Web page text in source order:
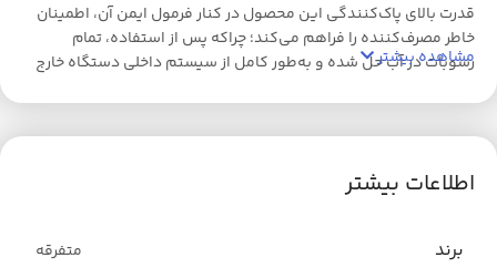
قدرت بالای پاک‌کنندگی این محصول در کنار فرمول ایمن آن، اطمینان
خاطر مصرف‌کننده را فراهم می‌کند؛ چراکه پس از استفاده، تمام
رسوبات در آب حل شده و به‌طور کامل از سیستم داخلی دستگاه خارج
دو ساشه را داخل مخزن آب دستگاه بریزید و دستگاه را یک‌بار در حالت
مشاهده بیشتر
اطلاعات بیشتر
برند متفرقه